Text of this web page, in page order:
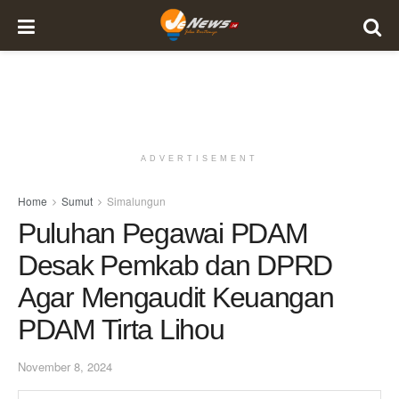
ADVERTISEMENT
Home Sumut Simalungun
Puluhan Pegawai PDAM
Desak Pemkab dan DPRD
Agar Mengaudit Keuangan
PDAM Tirta Lihou
November 8, 2024